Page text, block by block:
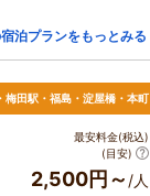
泊プランをもっとみる
梅田駅・福島・淀屋橋・本町
最安料金(税込)
(目安)
2,500円～ /人